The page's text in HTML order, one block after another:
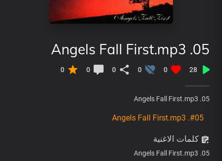
05. Angels Fall First.mp3
28
0
0
0
0
0
05. Angels Fall First.mp3
#05. Angels Fall First.mp3
كلمات الاغنية
05. Angels Fall First.mp3